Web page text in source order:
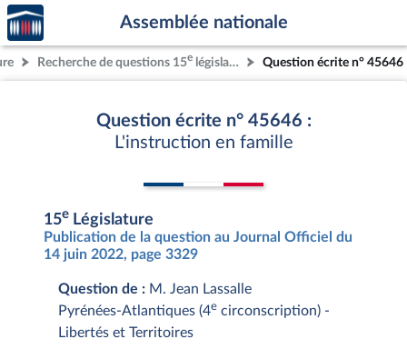
Aller au contenu
Aller en bas de la page
Accèder
à la
page
d'accueil
Assemblée nationale
Recherche de questions 15e législature Question écrite n° 45646
Question écrite n° 45646 :
L'instruction en famille
15e Législature
Publication de la question au Journal Officiel du
14 juin 2022, page 3329
Question de : M. Jean Lassalle
Pyrénées-Atlantiques (4e circonscription) -
Libertés et Territoires